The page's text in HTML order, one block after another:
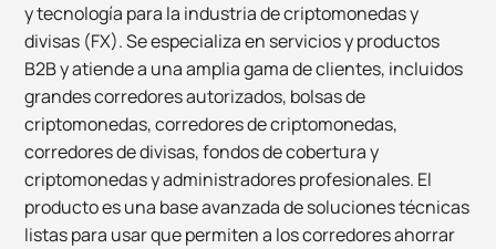
y tecnología para la industria de criptomonedas y
divisas (FX). Se especializa en servicios y productos
B2B y atiende a una amplia gama de clientes, incluidos
grandes corredores autorizados, bolsas de
criptomonedas, corredores de criptomonedas,
corredores de divisas, fondos de cobertura y
criptomonedas y administradores profesionales. El
producto es una base avanzada de soluciones técnicas
listas para usar que permiten a los corredores ahorrar